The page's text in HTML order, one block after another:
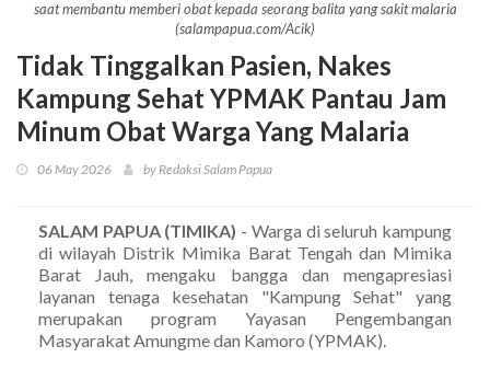
saat membantu memberi obat kepada seorang balita yang sakit malaria
(salampapua.com/Acik)
Tidak Tinggalkan Pasien, Nakes
Kampung Sehat YPMAK Pantau Jam
Minum Obat Warga Yang Malaria
06 May 2026 by Redaksi Salam Papua
SALAM PAPUA (TIMIKA) - Warga di seluruh kampung
di wilayah Distrik Mimika Barat Tengah dan Mimika
Barat Jauh, mengaku bangga dan mengapresiasi
layanan tenaga kesehatan "Kampung Sehat" yang
merupakan program Yayasan Pengembangan
Masyarakat Amungme dan Kamoro (YPMAK).